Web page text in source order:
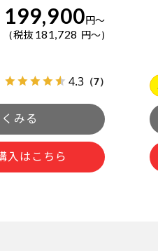
199,900円～
税抜 181,728 円～
4.3 （7）
みる
入はこちら